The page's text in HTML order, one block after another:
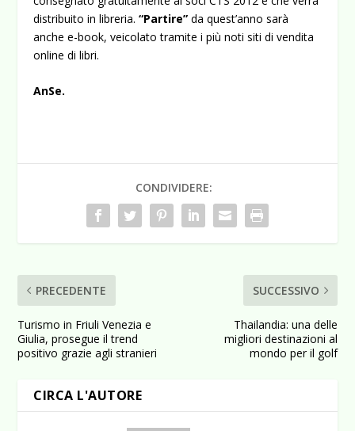
distribuito in libreria.“Partire” da quest’anno sarà
anche e-book, veicolato tramite i più noti siti di vendita
online di libri.
AnSe.
CONDIVIDERE:
PRECEDENTE
Turismo in Friuli Venezia e
Giulia, prosegue il trend
positivo grazie agli stranieri
SUCCESSIVO
Thailandia: una delle
migliori destinazioni al
mondo per il golf
CIRCA L'AUTORE